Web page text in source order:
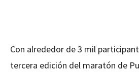
Con alrededor de 3 mil
tercera edición del maratón de